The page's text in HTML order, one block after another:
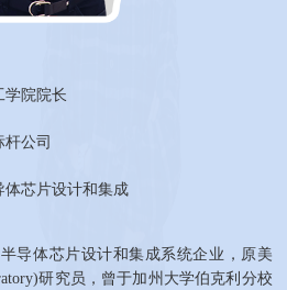
学院院长
公司
体芯片设计和集成
导体芯片设计和集成系统企业，原美
研究员，曾于加州大学伯克利分校